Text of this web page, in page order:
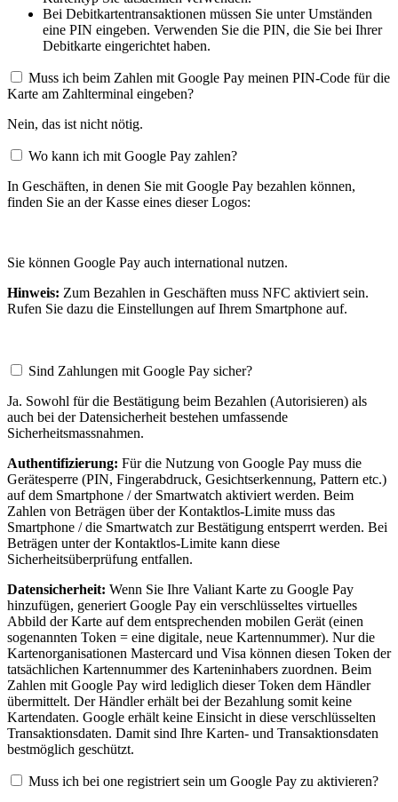
Bei Debitkartentransaktionen müssen Sie unter Umständen
eine PIN eingeben. Verwenden Sie die PIN, die Sie bei Ihrer
Debitkarte eingerichtet haben.
Muss ich beim Zahlen mit Google Pay meinen PIN-Code für die
Karte am Zahlterminal eingeben?
Nein, das ist nicht nötig.
Wo kann ich mit Google Pay zahlen?
In Geschäften, in denen Sie mit Google Pay bezahlen können,
finden Sie an der Kasse eines dieser Logos:
Sie können Google Pay auch international nutzen.
Hinweis: Zum Bezahlen in Geschäften muss NFC aktiviert sein.
Rufen Sie dazu die Einstellungen auf Ihrem Smartphone auf.
Sind Zahlungen mit Google Pay sicher?
Ja. Sowohl für die Bestätigung beim Bezahlen (Autorisieren) als
auch bei der Datensicherheit bestehen umfassende
Sicherheitsmassnahmen.
Authentifizierung: Für die Nutzung von Google Pay muss die
Gerätesperre (PIN, Fingerabdruck, Gesichtserkennung, Pattern etc.)
auf dem Smartphone / der Smartwatch aktiviert werden. Beim
Zahlen von Beträgen über der Kontaktlos-Limite muss das
Smartphone / die Smartwatch zur Bestätigung entsperrt werden. Bei
Beträgen unter der Kontaktlos-Limite kann diese
Sicherheitsüberprüfung entfallen.
Datensicherheit: Wenn Sie Ihre Valiant Karte zu Google Pay
hinzufügen, generiert Google Pay ein verschlüsseltes virtuelles
Abbild der Karte auf dem entsprechenden mobilen Gerät (einen
sogenannten Token = eine digitale, neue Kartennummer). Nur die
Kartenorganisationen Mastercard und Visa können diesen Token der
tatsächlichen Kartennummer des Karteninhabers zuordnen. Beim
Zahlen mit Google Pay wird lediglich dieser Token dem Händler
übermittelt. Der Händler erhält bei der Bezahlung somit keine
Kartendaten. Google erhält keine Einsicht in diese verschlüsselten
Transaktionsdaten. Damit sind Ihre Karten- und Transaktionsdaten
bestmöglich geschützt.
Muss ich bei one registriert sein um Google Pay zu aktivieren?